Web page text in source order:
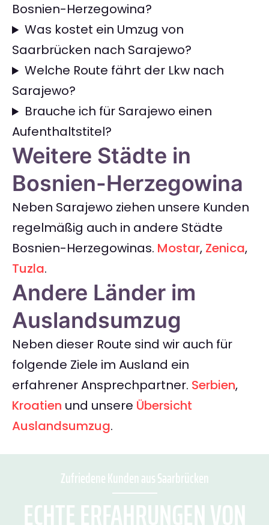
Bosnien-Herzegowina?
Was kostet ein Umzug von
Saarbrücken nach Sarajewo?
Welche Route fährt der Lkw nach
Sarajewo?
Brauche ich für Sarajewo einen
Aufenthaltstitel?
Weitere Städte in
Bosnien-Herzegowina
Neben Sarajewo ziehen unsere Kunden
regelmäßig auch in andere Städte
Bosnien-Herzegowinas. Mostar, Zenica,
Tuzla.
Andere Länder im
Auslandsumzug
Neben dieser Route sind wir auch für
folgende Ziele im Ausland ein
erfahrener Ansprechpartner. Serbien,
Kroatien und unsere Übersicht
Auslandsumzug.
Zufriedene Kunden aus Saarbrücken
ECHTE ERFAHRUNGEN VON